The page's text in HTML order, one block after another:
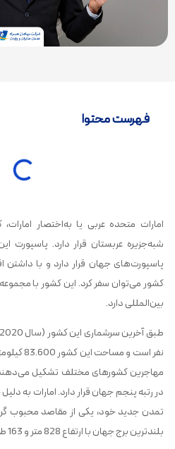
امارات متحده عربی یا به‌اختصار
شبه‌جزیره عربستان قرار دارد. پاسپورت
کشور می‌توان سفر کرد. این کشور با
بین‌المللی دارد.
نفر است و
مهاجرین کشورهای مختلف تشکیل می‌دهند
در رتبه پنجم جهان قرار دارد. امارات به
تمدن جدید خود، یکی از مقاصد محبوب
بلندترین برج جهان با ارتفاع 828 متر و 163 طبقه، در این کشور قرار دارد.
فهرست محتوا